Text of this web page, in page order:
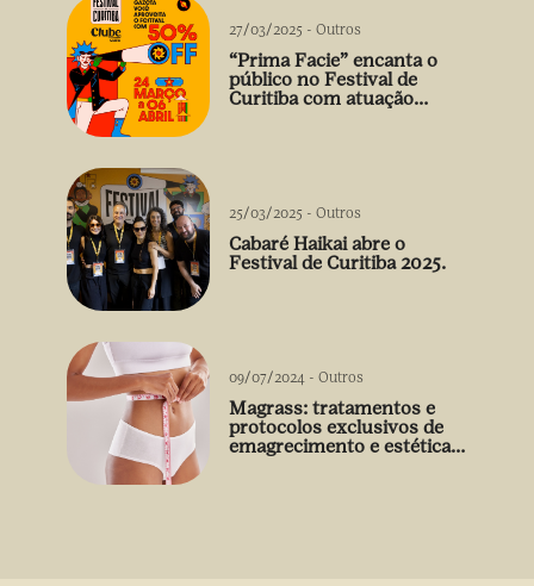
27/03/2025 - Outros
“Prima Facie” encanta o
público no Festival de
Curitiba com atuação
25/03/2025 - Outros
Cabaré Haikai abre o
Festival de Curitiba 2025.
09/07/2024 - Outros
Magrass: tratamentos e
protocolos exclusivos de
emagrecimento e estética